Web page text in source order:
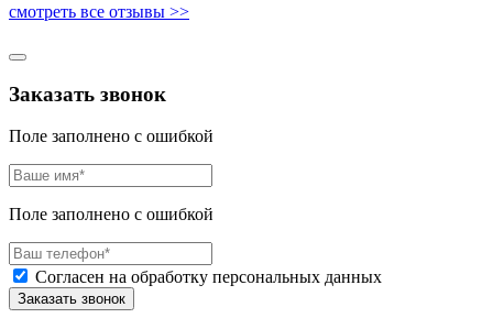
смотреть все отзывы >>
Заказать звонок
Поле заполнено с ошибкой
Поле заполнено с ошибкой
Согласен на обработку персональных данных